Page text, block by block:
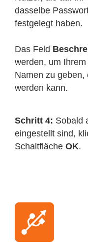
dasselbe
festgelegt haben.
Das Feld
werden, um
Namen zu
werden kann.
Schritt 4: Sobald
eingestellt sind,
Schaltfläche OK.